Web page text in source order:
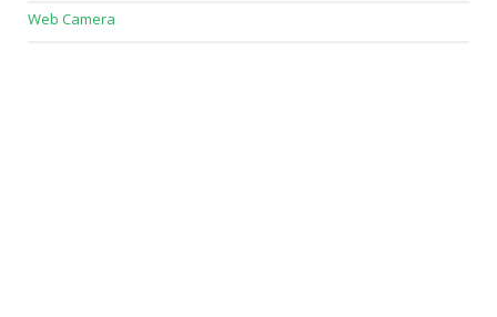
Web Camera